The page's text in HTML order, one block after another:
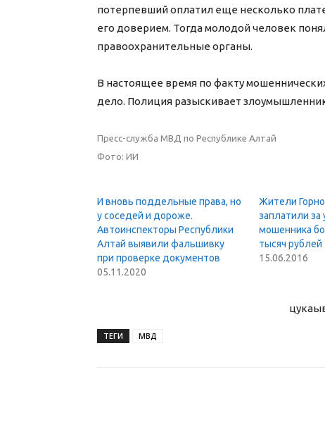
потерпевший оплатил еще несколько
его доверием. Тогда молодой человек
правоохранительные органы.
В настоящее время по факту
дело. Полиция разыскивает
Пресс-служба МВД по Республике Алтай
Фото: ИИ
И вновь поддельные права, но
у соседей и дороже.
Автоинспекторы Республики
Алтай выявили фальшивку
при проверке документов
05.11.2020
Жители
заплатили за
мошенника
тысяч рублей
15.06.2016
ТЕГИ МВД